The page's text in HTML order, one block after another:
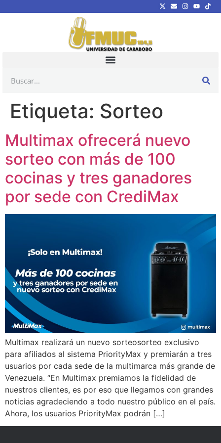
Etiqueta: Sorteo
Multimax ofrecerá nuevo
sorteo con más de 100
cocinas y tres ganadores
por sede con CrediMax
Multimax realizará un nuevo sorteosorteo exclusivo
para afiliados al sistema PriorityMax y premiarán a tres
usuarios por cada sede de la multimarca más grande de
Venezuela. “En Multimax premiamos la fidelidad de
nuestros clientes, es por eso que llegamos con grandes
noticias agradeciendo a todo nuestro público en el país.
Ahora, los usuarios PriorityMax podrán […]